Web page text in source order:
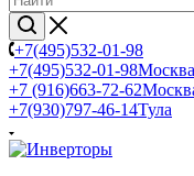
+7(495)532-01-98
+7(495)532-01-98Москва
+7 (916)663-72-62
+7(930)797-46-14Тула